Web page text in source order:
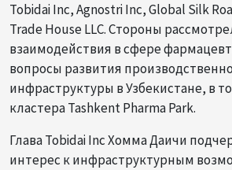
Tobidai Inc, Agnostri Inc, Global Silk
Trade House LLC. Стороны
взаимодействия в сфере
вопросы развития
инфраструктуры в Узбекистане, в
кластера Tashkent Pharma Park.
Глава Tobidai Inc Хомма Даичи
интерес к инфраструктурным